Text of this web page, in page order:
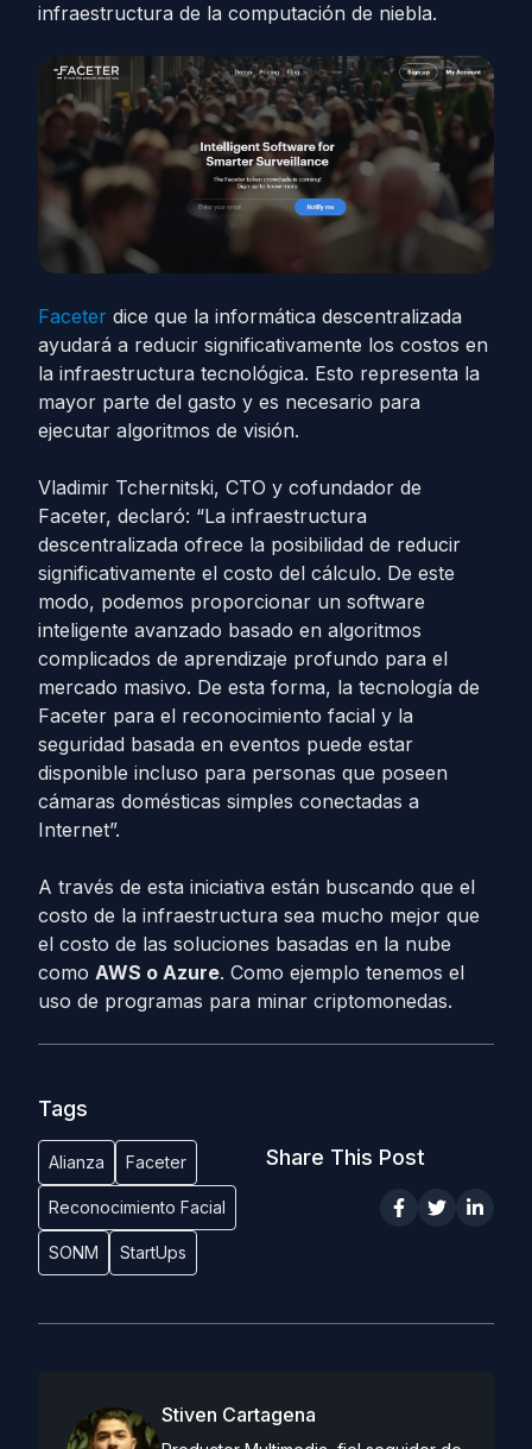
infraestructura de la computación de niebla.
Faceter dice que la informática descentralizada
ayudará a reducir significativamente los costos en
la infraestructura tecnológica. Esto representa la
mayor parte del gasto y es necesario para
ejecutar algoritmos de visión.
Vladimir Tchernitski, CTO y cofundador de
Faceter, declaró: “La infraestructura
descentralizada ofrece la posibilidad de reducir
significativamente el costo del cálculo. De este
modo, podemos proporcionar un software
inteligente avanzado basado en algoritmos
complicados de aprendizaje profundo para el
mercado masivo. De esta forma, la tecnología de
Faceter para el reconocimiento facial y la
seguridad basada en eventos puede estar
disponible incluso para personas que poseen
cámaras domésticas simples conectadas a
Internet”.
A través de esta iniciativa están buscando que el
costo de la infraestructura sea mucho mejor que
el costo de las soluciones basadas en la nube
como AWS o Azure. Como ejemplo tenemos el
uso de programas para minar criptomonedas.
Tags
Alianza Faceter
Reconocimiento Facial
SONM StartUps
Share This Post
Stiven Cartagena